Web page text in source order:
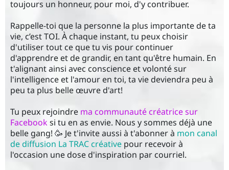
toujours un honneur, pour moi, d'y contribuer.
Rappelle-toi que la personne la plus importante de ta
vie, c’est TOI. À chaque instant, tu peux choisir
d'utiliser tout ce que tu vis pour continuer
d'apprendre et de grandir, en tant qu'être humain. En
t'alignant ainsi avec conscience et volonté sur
l'intelligence et l'amour en toi, ta vie deviendra peu à
peu ta plus belle œuvre d'art!
Tu peux rejoindre ma communauté créatrice sur
Facebooksi tu en as envie. Nous y sommes déjà une
belle gang! 🥳 Je t'invite aussi à t'abonner à mon canal
de diffusion La TRAC créative pour recevoir à
l'occasion une dose d'inspiration par courriel.